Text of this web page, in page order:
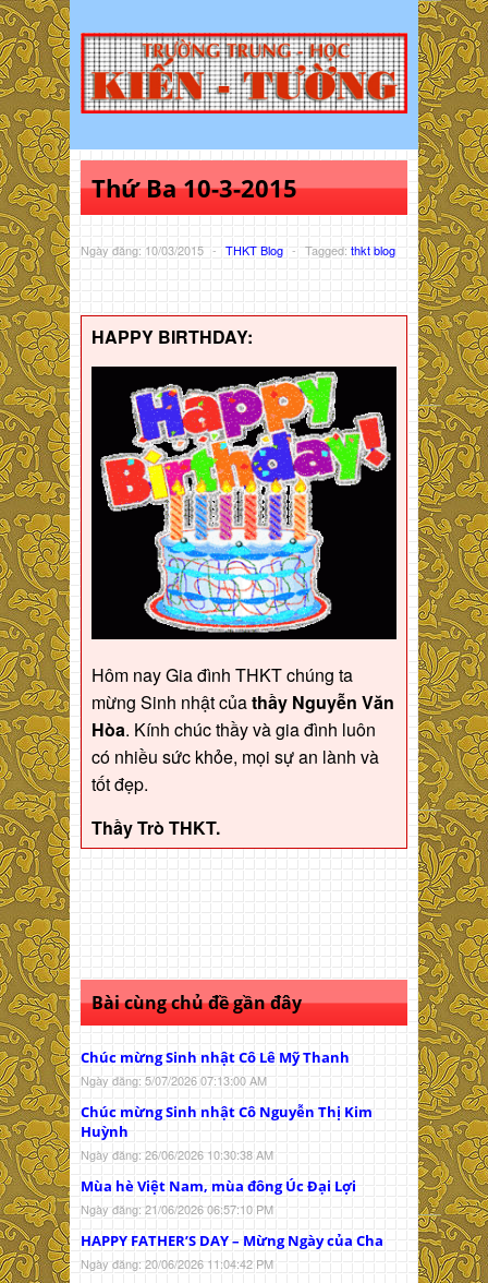
Thứ Ba 10-3-2015
Ngày đăng: 10/03/2015 - THKT Blog - Tagged: thkt blog
HAPPY BIRTHDAY:
Hôm nay Gia đình THKT chúng ta
mừng Sinh nhật củathầy Nguyễn Văn
Hòa. Kính chúc thầy và gia đình luôn
có nhiều sức khỏe, mọi sự an lành và
tốt đẹp.
Thầy Trò THKT.
Bài cùng chủ đề gần đây
Chúc mừng Sinh nhật Cô Lê Mỹ Thanh
Ngày đăng: 5/07/2026 07:13:00 AM
Chúc mừng Sinh nhật Cô Nguyễn Thị Kim
Huỳnh
Ngày đăng: 26/06/2026 10:30:38 AM
Mùa hè Việt Nam, mùa đông Úc Đại Lợi
Ngày đăng: 21/06/2026 06:57:10 PM
HAPPY FATHER’S DAY – Mừng Ngày của Cha
Ngày đăng: 20/06/2026 11:04:42 PM